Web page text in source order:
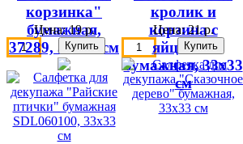
корзинка"
бумажная,
37289, 33х33 см
Цена:19 р.
кролик и
корзина с
яйцами"
бумажная, 33х33
см
Цена:21 р.